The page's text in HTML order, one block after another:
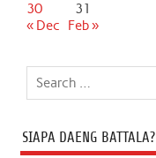
30
31
« Dec
Feb »
SIAPA DAENG BATTALA?